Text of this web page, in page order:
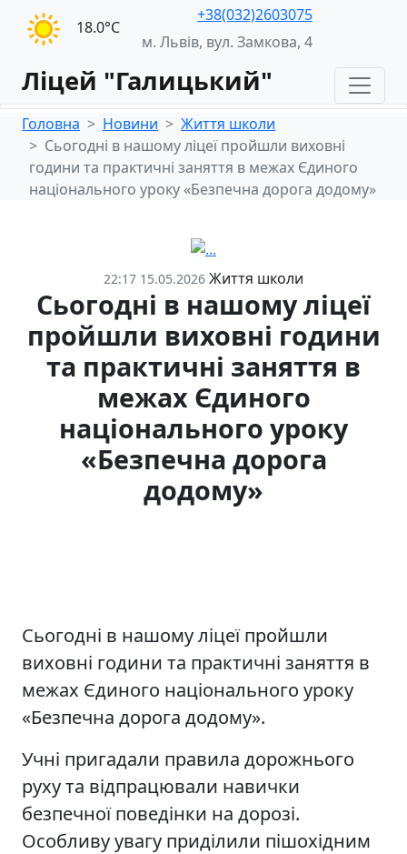
18.0°С
+38(032)2603075
м. Львів, вул. Замкова, 4
Ліцей "Галицький"
Головна Новини
Життя школи
Сьогодні в нашому ліцеї пройшли виховні
години та практичні заняття в межах Єдиного
національного уроку «Безпечна дорога додому»
22:17 15.05.2026 Життя школи
Сьогодні в нашому ліцеї
пройшли виховні години
та практичні заняття в
межах Єдиного
національного уроку
«Безпечна дорога
додому»
Сьогодні в нашому ліцеї пройшли
виховні години та практичні заняття в
межах Єдиного національного уроку
«Безпечна дорога додому».
Учні пригадали правила дорожнього
руху та відпрацювали навички
безпечної поведінки на дорозі.
Особливу увагу приділили пішохідним